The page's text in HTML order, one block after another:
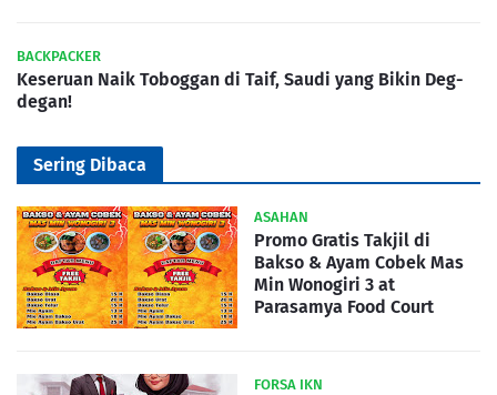
BACKPACKER
Keseruan Naik Toboggan di Taif, Saudi yang Bikin Deg-
degan!
Sering Dibaca
ASAHAN
Promo Gratis Takjil di
Bakso & Ayam Cobek Mas
Min Wonogiri 3 at
Parasamya Food Court
FORSA IKN